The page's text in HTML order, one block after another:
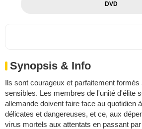
DVD
Synopsis & Info
Ils sont courageux et parfaitement
sensibles. Les membres de l'unité d'élite
allemande doivent faire face au quotidien
délicates et dangereuses, et ce, aux
virus mortels aux attentats en passant